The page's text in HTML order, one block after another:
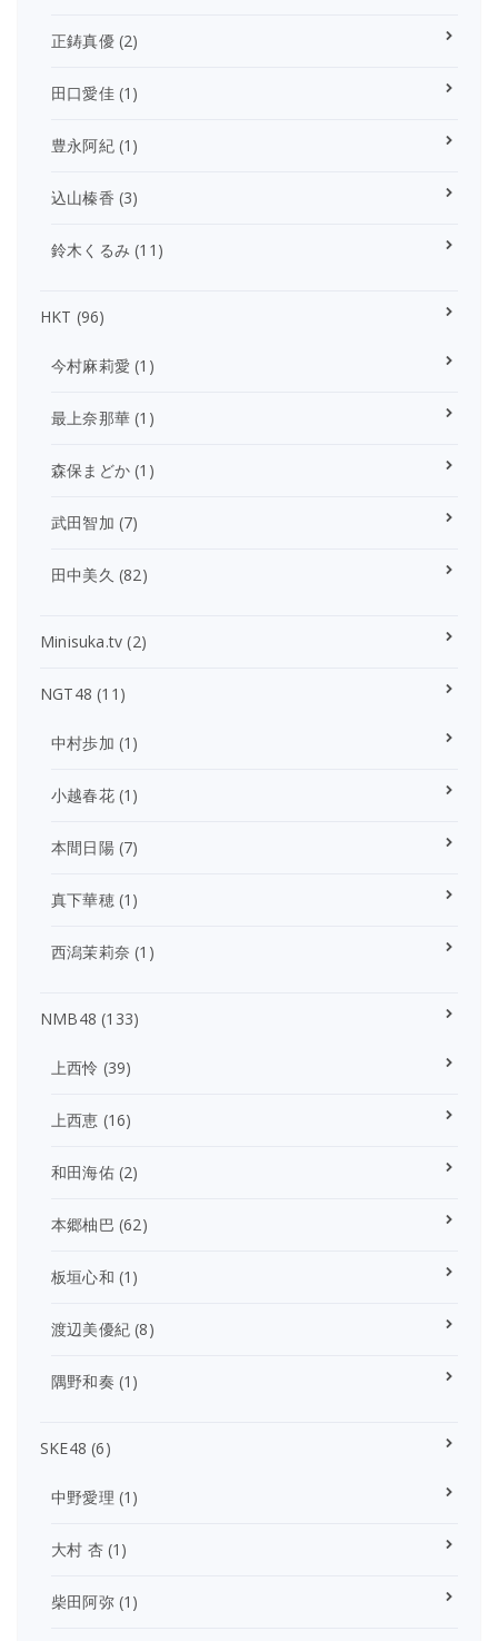
正鋳真優(2)
田口愛佳(1)
豊永阿紀(1)
込山榛香 (3)
鈴木くるみ (11)
HKT (96)
今村麻莉愛 (1)
最上奈那華 (1)
森保まどか (1)
武田智加 (7)
田中美久 (82)
Minisuka.tv (2)
NGT48 (11)
中村歩加 (1)
小越春花(1)
本間日陽(7)
真下華穂(1)
西潟茉莉奈 (1)
NMB48 (133)
上西怜 (39)
上西恵 (16)
和田海佑(2)
本郷柚巴 (62)
板垣心和 (1)
渡辺美優紀 (8)
隅野和奏 (1)
SKE48 (6)
中野愛理 (1)
大村 杏(1)
柴田阿弥(1)